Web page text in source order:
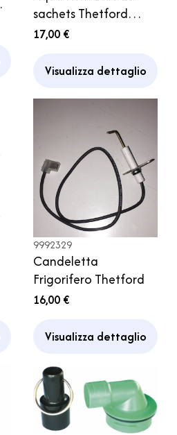
sachets Thetford
Disgregante WC
Thetford
17,00 €
Visualizza dettaglio
9992329
Candeletta
Frigorifero Thetford
16,00 €
Visualizza dettaglio